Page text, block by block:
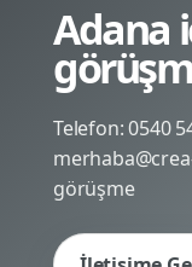
Adana
Telefon:0540
görüşme